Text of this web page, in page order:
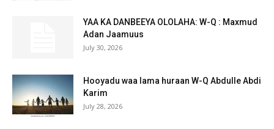
YAA KA DANBEEYA OLOLAHA: W-Q : Maxmud
Adan Jaamuus
July 30, 2026
Hooyadu waa lama huraan W-Q Abdulle Abdi
Karim
July 28, 2026